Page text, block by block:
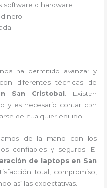
software o hardware
ha permitido avanzar y
diferentes técnicas de
San Cristobal
. Existen
y es necesario contar con
de cualquier equipo.
de la mano con los
confiables y seguros. El
de laptops en San
total, compromiso,
así las expectativas.